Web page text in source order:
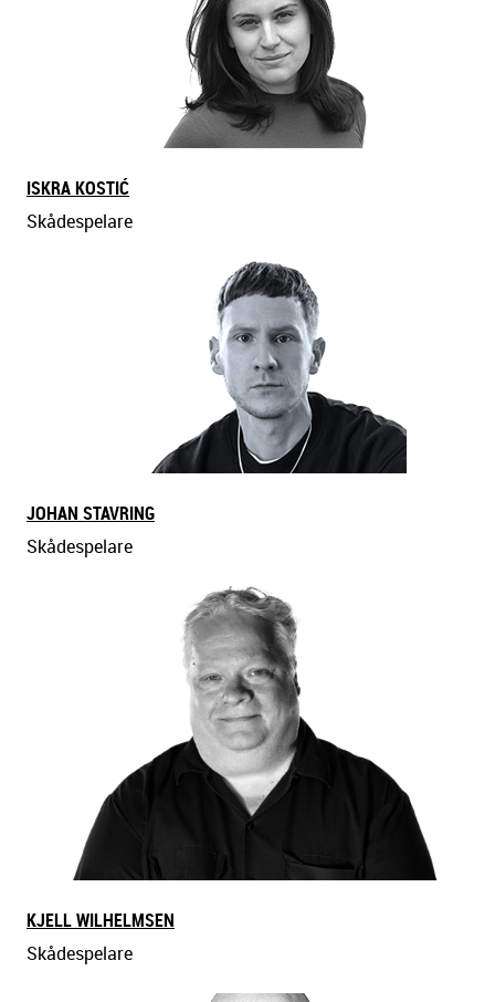
ISKRA KOSTIĆ
Skådespelare
JOHAN STAVRING
Skådespelare
KJELL WILHELMSEN
Skådespelare